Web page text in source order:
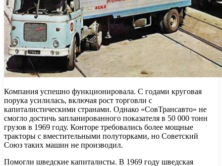
Компания успешно функционировала. С годами круговая
порука усилилась, включая рост торговли с
капиталистическими странами. Однако «СовТрансавто» не
смогло достичь запланированного показателя в 50 000 тонн
грузов в 1969 году. Конторе требовались более мощные
тракторы с вместительными полуторками, но Советский
Союз таких машин не производил.
Помогли шведские капиталисты. В 1969 году шведская